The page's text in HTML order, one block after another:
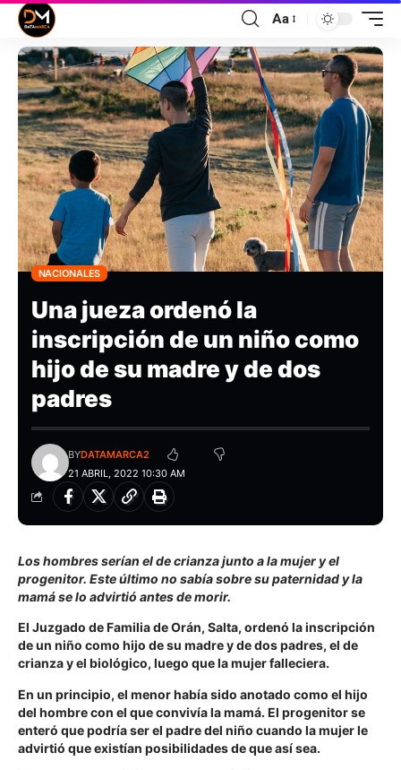
Aa
NACIONALES
Una jueza ordenó la
inscripción de un niño como
hijo de su madre y de dos
padres
21 ABRIL, 2022 10:30 AM
BYDATAMARCA2
Los hombres serían el de crianza junto a la mujer y el
progenitor. Este último no sabía sobre su paternidad y la
mamá se lo advirtió antes de morir.
El Juzgado de Familia de Orán, Salta, ordenó la inscripción
de un niño como hijo de su madre y de dos padres, el de
crianza y el biológico, luego que la mujer falleciera.
En un principio, el menor había sido anotado como el hijo
del hombre con el que convivía la mamá. El progenitor se
enteró que podría ser el padre del niño cuando la mujer le
advirtió que existían posibilidades de que así sea.